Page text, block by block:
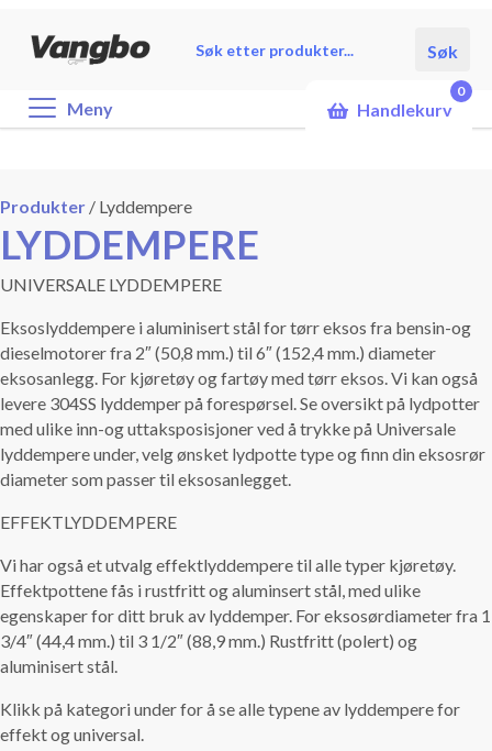
search
Søk
Meny Handlekurv
0
Produkter / Lyddempere
LYDDEMPERE
UNIVERSALE LYDDEMPERE
Eksoslyddempere i aluminisert stål for tørr eksos fra bensin-og
dieselmotorer fra 2″ (50,8 mm.) til 6″ (152,4 mm.) diameter
eksosanlegg. For kjøretøy og fartøy med tørr eksos. Vi kan også
levere 304SS lyddemper på forespørsel. Se oversikt på lydpotter
med ulike inn-og uttaksposisjoner ved å trykke på Universale
lyddempere under, velg ønsket lydpotte type og finn din eksosrør
diameter som passer til eksosanlegget.
EFFEKTLYDDEMPERE
Vi har også et utvalg effektlyddempere til alle typer kjøretøy.
Effektpottene fås i rustfritt og aluminsert stål, med ulike
egenskaper for ditt bruk av lyddemper. For eksosørdiameter fra 1
3/4″ (44,4 mm.) til 3 1/2″ (88,9 mm.) Rustfritt (polert) og
aluminisert stål.
Klikk på kategori under for å se alle typene av lyddempere for
effekt og universal.